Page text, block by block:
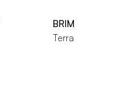
BRIM
Terra